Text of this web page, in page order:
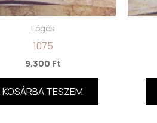
Lógós
1075
9.300 Ft
KOSÁRBA TESZEM